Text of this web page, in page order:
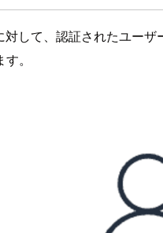
して、認証されたユー
。